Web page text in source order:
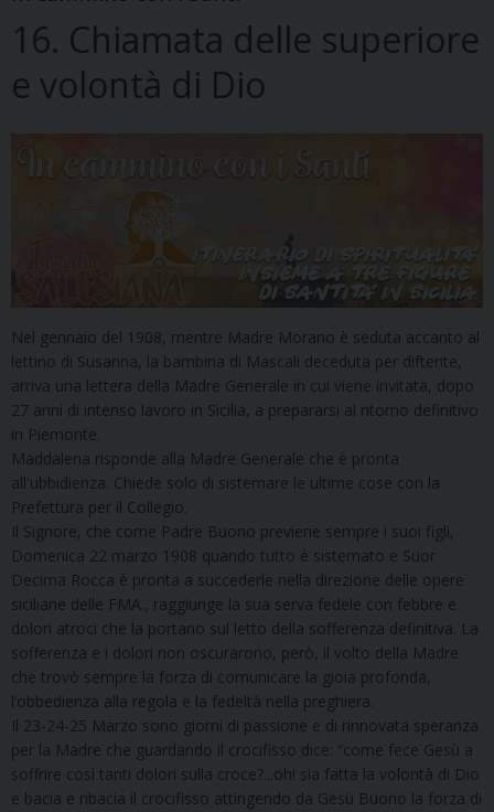
16. Chiamata delle superiore
e volontà di Dio
Nel gennaio del 1908, mentre Madre Morano è seduta accanto al
lettino di Susanna, la bambina di Mascali deceduta per difterite,
arriva una lettera della Madre Generale in cui viene invitata, dopo
27 anni di intenso lavoro in Sicilia, a prepararsi al ritorno definitivo
in Piemonte.
Maddalena risponde alla Madre Generale che è pronta
all'ubbidienza. Chiede solo di sistemare le ultime cose con la
Prefettura per il Collegio.
Il Signore, che come Padre Buono previene sempre i suoi figli,
Domenica 22 marzo 1908 quando tutto è sistemato e Suor
Decima Rocca è pronta a succederle nella direzione delle opere
siciliane delle FMA., raggiunge la sua serva fedele con febbre e
dolori atroci che la portano sul letto della sofferenza definitiva. La
sofferenza e i dolori non oscurarono, però, il volto della Madre
che trovò sempre la forza di comunicare la gioia profonda,
l’obbedienza alla regola e la fedeltà nella preghiera.
Il 23-24-25 Marzo sono giorni di passione e di rinnovata speranza
per la Madre che guardando il crocifisso dice: “come fece Gesù a
soffrire così tanti dolori sulla croce?...oh! sia fatta la volontà di Dio
e bacia e ribacia il crocifisso attingendo da Gesù Buono la forza di